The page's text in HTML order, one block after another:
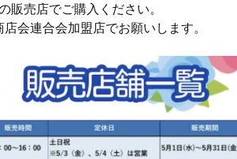
販売店でご購入ください。
会連合会加盟店でお願いします。